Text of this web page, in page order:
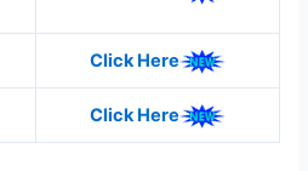
Click Here
Click Here